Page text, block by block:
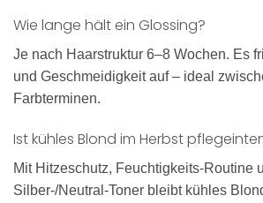
Wie lange hält ein Glossing?
Je nach Haarstruktur 6–8 Wochen. Es
und Geschmeidigkeit auf – ideal
Farbterminen.
Ist kühles Blond im Herbst
Mit Hitzeschutz, Feuchtigkeits-Routine
Silber-/Neutral-Toner bleibt kühles